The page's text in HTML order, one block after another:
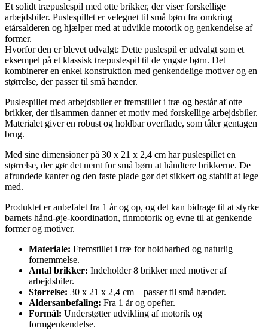
Et solidt træpuslespil med otte brikker, der viser forskellige
arbejdsbiler. Puslespillet er velegnet til små børn fra omkring
etårsalderen og hjælper med at udvikle motorik og genkendelse af
former.
Hvorfor den er blevet udvalgt: Dette puslespil er udvalgt som et
eksempel på et klassisk træpuslespil til de yngste børn. Det
kombinerer en enkel konstruktion med genkendelige motiver og en
størrelse, der passer til små hænder.
Puslespillet med arbejdsbiler er fremstillet i træ og består af otte
brikker, der tilsammen danner et motiv med forskellige arbejdsbiler.
Materialet giver en robust og holdbar overflade, som tåler gentagen
brug.
Med sine dimensioner på 30 x 21 x 2,4 cm har puslespillet en
størrelse, der gør det nemt for små børn at håndtere brikkerne. De
afrundede kanter og den faste plade gør det sikkert og stabilt at lege
med.
Produktet er anbefalet fra 1 år og op, og det kan bidrage til at styrke
barnets hånd-øje-koordination, finmotorik og evne til at genkende
former og motiver.
Materiale: Fremstillet i træ for holdbarhed og naturlig
fornemmelse.
Antal brikker: Indeholder 8 brikker med motiver af
arbejdsbiler.
Størrelse: 30 x 21 x 2,4 cm – passer til små hænder.
Aldersanbefaling: Fra 1 år og opefter.
Formål: Understøtter udvikling af motorik og
formgenkendelse.